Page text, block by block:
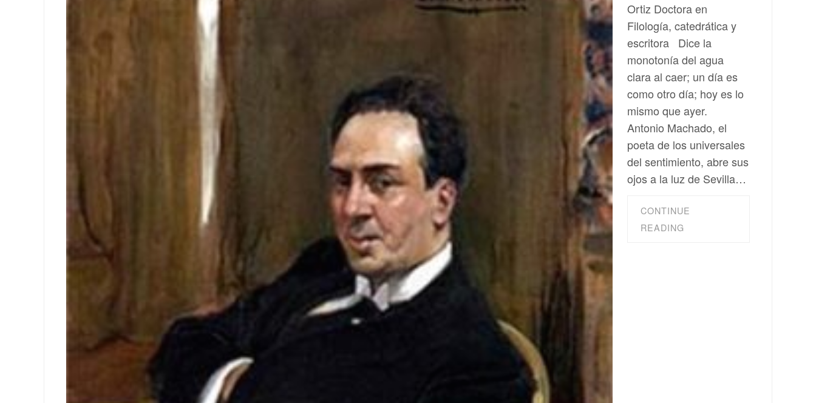
Ortiz Doctora en
Filología, catedrática y
escritora Dice la
monotonía del agua
clara al caer; un día es
como otro día; hoy es lo
mismo que ayer.
Antonio Machado, el
poeta de los universales
del sentimiento, abre sus
ojos a la luz de Sevilla…
CONTINUE
READING